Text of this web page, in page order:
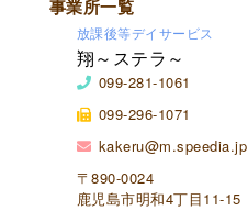
事業所一覧
放課後等デイサービス
翔～ステラ～
099-281-1061
099-296-1071
kakeru@m.speedia.jp
〒890-0024
鹿児島市明和4丁目11-15